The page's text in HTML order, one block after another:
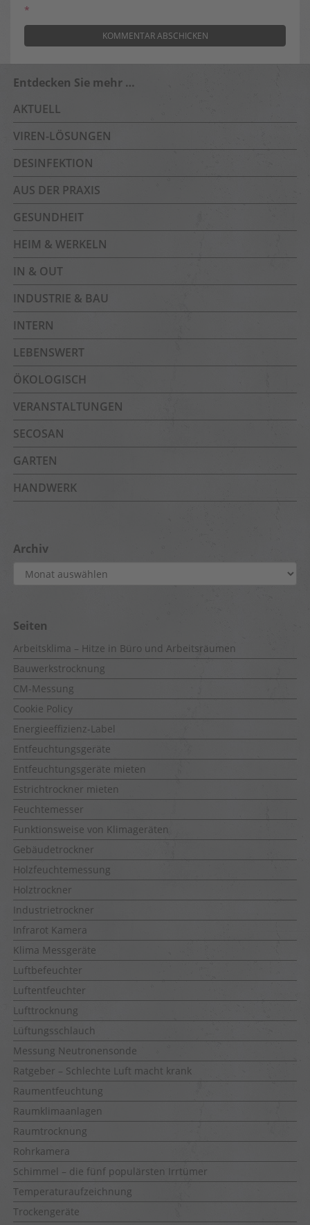
*
Entdecken Sie mehr …
AKTUELL
VIREN-LÖSUNGEN
DESINFEKTION
AUS DER PRAXIS
GESUNDHEIT
HEIM & WERKELN
IN & OUT
INDUSTRIE & BAU
INTERN
LEBENSWERT
ÖKOLOGISCH
VERANSTALTUNGEN
SECOSAN
GARTEN
HANDWERK
Archiv
Archiv
Seiten
Arbeitsklima – Hitze in Büro und Arbeitsräumen
Bauwerkstrocknung
CM-Messung
Cookie Policy
Energieeffizienz-Label
Entfeuchtungsgeräte
Entfeuchtungsgeräte mieten
Estrichtrockner mieten
Feuchtemesser
Funktionsweise von Klimageräten
Gebäudetrockner
Holzfeuchtemessung
Holztrockner
Industrietrockner
Infrarot Kamera
Klima Messgeräte
Luftbefeuchter
Luftentfeuchter
Lufttrocknung
Lüftungsschlauch
Messung Neutronensonde
Ratgeber – Schlechte Luft macht krank
Raumentfeuchtung
Raumklimaanlagen
Raumtrocknung
Rohrkamera
Schimmel – die fünf populärsten Irrtümer
Temperaturaufzeichnung
Trockengeräte